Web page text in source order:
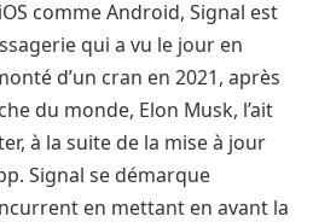
comme Android, Signal est
qui a vu le jour en
d’un cran en 2021, après
du monde, Elon Musk, l’ait
à la suite de la mise à jour
Signal se démarque
en mettant en avant la